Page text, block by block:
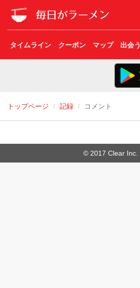
タイムライン クーポン マップ 出会う
トップページ 記録 コメント
© 2017 Clear Inc.